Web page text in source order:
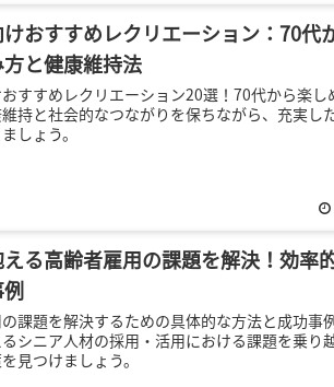
おすすめレクリエーション：70代
と健康維持法
すすめレクリエーション20選！70代から楽し
持と社会的なつながりを保ちながら、充実し
しょう。
る高齢者雇用の課題を解決！効率
課題を解決するための具体的な方法と成功事
シニア人材の採用・活用における課題を乗り
見つけましょう。